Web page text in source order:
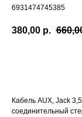
6931474745385
380,00 р.
Кабель AUX, Jack
соединительный